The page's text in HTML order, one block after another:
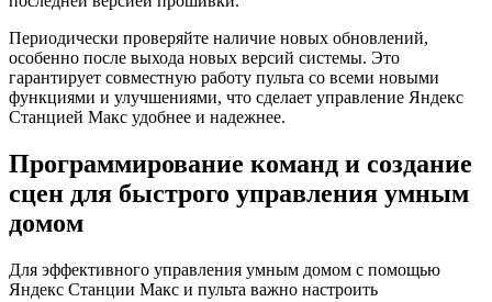
Периодически проверяйте наличие новых обновлений,
особенно после выхода новых версий системы. Это
гарантирует совместную работу пульта со всеми новыми
функциями и улучшениями, что сделает управление Яндекс
Станцией Макс удобнее и надежнее.
Программирование команд и создание
сцен для быстрого управления умным
домом
Для эффективного управления умным домом с помощью
Яндекс Станции Макс и пульта важно настроить